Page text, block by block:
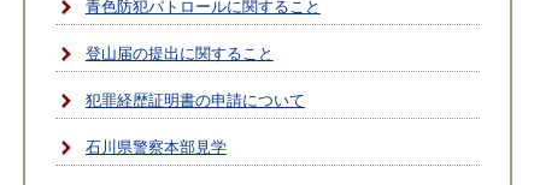
青色防犯パトロールに関すること
登山届の提出に関すること
犯罪経歴証明書の申請について
石川県警察本部見学